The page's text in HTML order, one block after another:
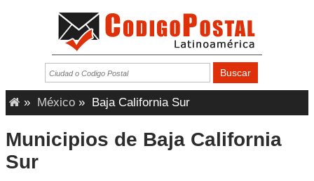
» México » Baja California Sur
Municipios de Baja California
Sur